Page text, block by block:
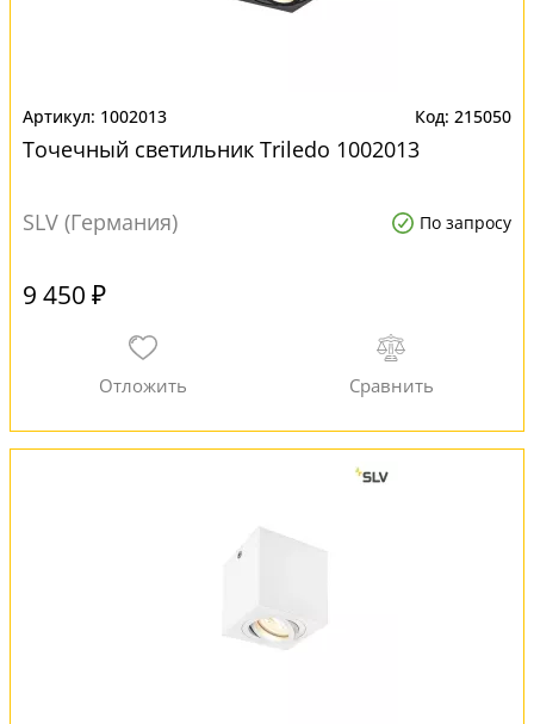
1002013 215050
Точечный светильник Triledo 1002013
SLV (Германия) По запросу
9 450 ₽